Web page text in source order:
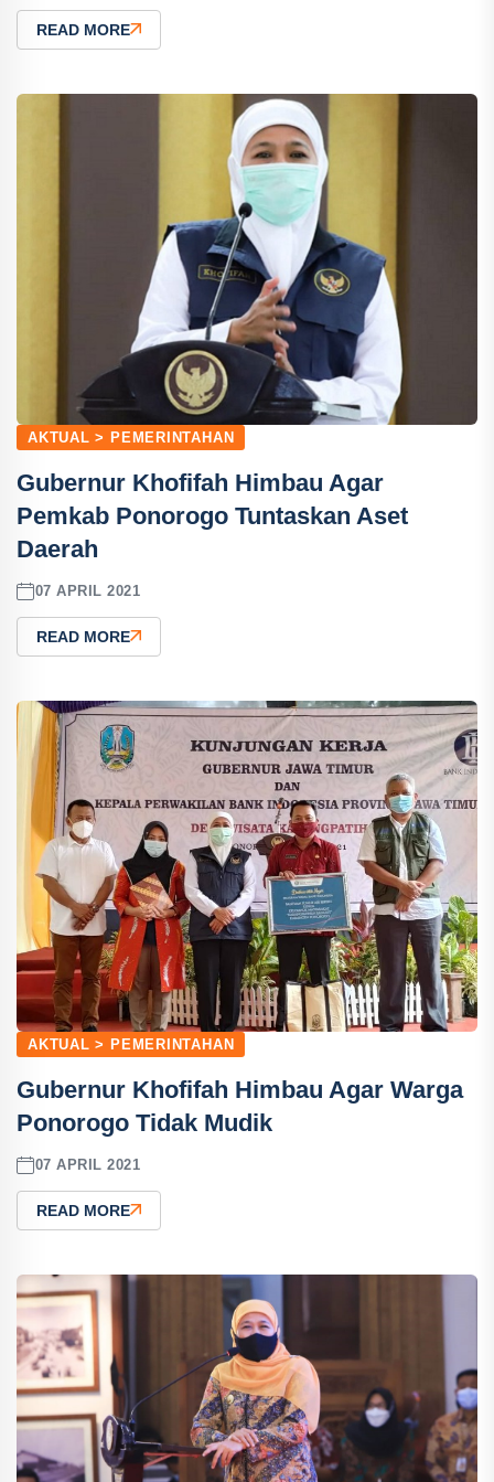
READ MORE
AKTUAL > PEMERINTAHAN
Gubernur Khofifah Himbau Agar
Pemkab Ponorogo Tuntaskan Aset
Daerah
07 APRIL 2021
READ MORE
AKTUAL > PEMERINTAHAN
Gubernur Khofifah Himbau Agar Warga
Ponorogo Tidak Mudik
07 APRIL 2021
READ MORE